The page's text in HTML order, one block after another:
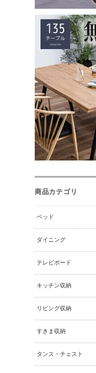
商品カテゴリ
ベッド
ダイニング
テレビボード
キッチン収納
リビング収納
すきま収納
タンス・チェスト